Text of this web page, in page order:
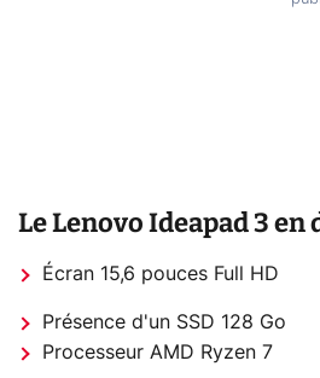
Le Lenovo Ideapad 3 en
Écran 15,6 pouces Full HD
Présence d'un SSD 128 Go
Processeur AMD Ryzen 7